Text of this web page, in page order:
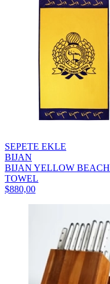
SEPETE EKLE
BIJAN
BIJAN YELLOW BEACH
TOWEL
$880,00